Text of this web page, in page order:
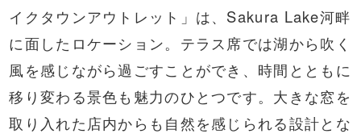
イクタウンアウトレット」は、Sakura Lake河畔
に面したロケーション。テラス席では湖から吹く
風を感じながら過ごすことができ、時間とともに
移り変わる景色も魅力のひとつです。大きな窓を
取り入れた店内からも自然を感じられる設計とな